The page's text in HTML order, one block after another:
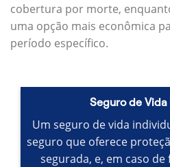
cobertura por morte,
uma opção mais econômica
período específico.
Seguro de Vida
Um seguro de vida
seguro que oferece
segurada, e, em caso